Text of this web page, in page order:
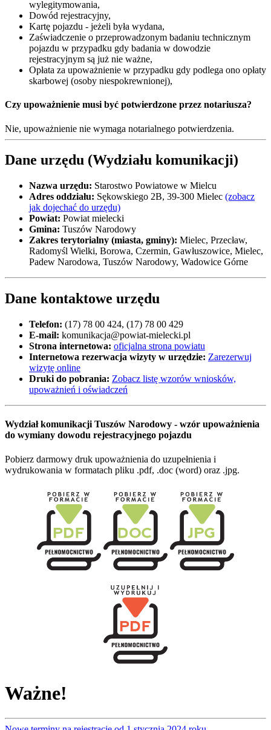
wylegitymowania,
Dowód rejestracyjny,
Kartę pojazdu - jeżeli była wydana,
Zaświadczenie o przeprowadzonym badaniu technicznym
pojazdu w przypadku gdy badania w dowodzie
rejestracyjnym są już nie ważne,
Opłata za upoważnienie w przypadku gdy podlega ono opłaty
skarbowej (osoby niespokrewnionej),
Czy upoważnienie musi być potwierdzone przez notariusza?
Nie, upoważnienie nie wymaga notarialnego potwierdzenia.
Dane urzędu (Wydziału komunikacji)
Nazwa urzędu: Starostwo Powiatowe w Mielcu
Adres oddziału: Sękowskiego 2B, 39-300 Mielec (zobacz
jak dojechać do urzędu)
Powiat: Powiat mielecki
Gmina: Tuszów Narodowy
Zakres terytorialny (miasta, gminy): Mielec, Przecław,
Radomyśl Wielki, Borowa, Czermin, Gawłuszowice, Mielec,
Padew Narodowa, Tuszów Narodowy, Wadowice Górne
Dane kontaktowe urzędu
Telefon: (17) 78 00 424, (17) 78 00 429
E-mail: komunikacja@powiat-mielecki.pl
Strona internetowa: oficjalna strona powiatu
Internetowa rezerwacja wizyty w urzędzie: Zarezerwuj
wizytę online
Druki do pobrania: Zobacz listę wzorów wniosków,
upoważnień i oświadczeń
Wydział komunikacji Tuszów Narodowy - wzór upoważnienia
do wymiany dowodu rejestracyjnego pojazdu
Pobierz darmowy druk upoważnienia do uzupełnienia i
wydrukowania w formatach pliku .pdf, .doc (word) oraz .jpg.
Ważne!